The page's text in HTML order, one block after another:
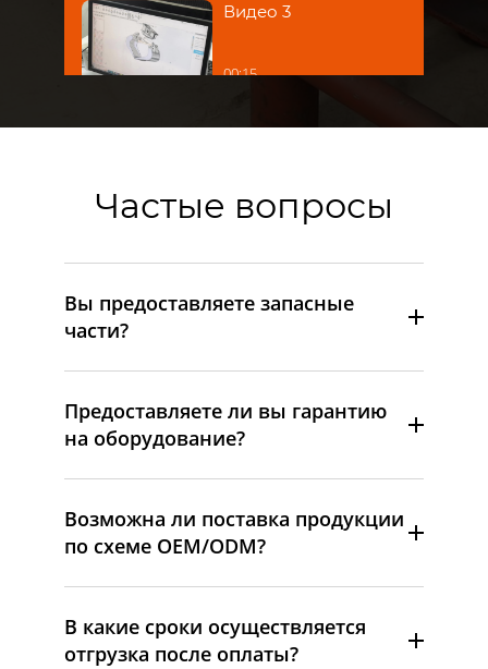
Видео 3
00:15
Частые вопросы
Вы предоставляете запасные
части?
Предоставляете ли вы гарантию
на оборудование?
Возможна ли поставка продукции
по схеме OEM/ODM?
В какие сроки осуществляется
отгрузка после оплаты?